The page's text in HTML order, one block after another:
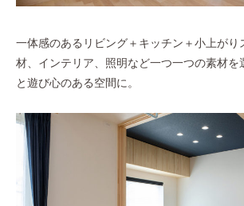
一体感のあるリビング＋キッチン＋小上がり
材、インテリア、照明など一つ一つの素材を
と遊び心のある空間に。